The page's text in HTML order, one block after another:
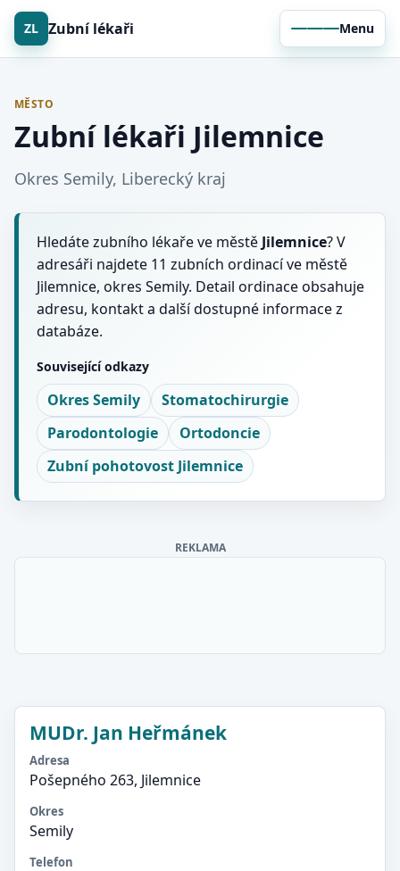
ZL Zubní lékaři Menu
MĚSTO
Zubní lékaři Jilemnice
Okres Semily, Liberecký kraj
Hledáte zubního lékaře ve městě Jilemnice? V
adresáři najdete 11 zubních ordinací ve městě
Jilemnice, okres Semily. Detail ordinace obsahuje
adresu, kontakt a další dostupné informace z
databáze.
Související odkazy
Okres Semily
Stomatochirurgie
Parodontologie
Ortodoncie
Zubní pohotovost Jilemnice
REKLAMA
MUDr. Jan Heřmánek
Adresa
Pošepného 263, Jilemnice
Okres
Semily
Telefon